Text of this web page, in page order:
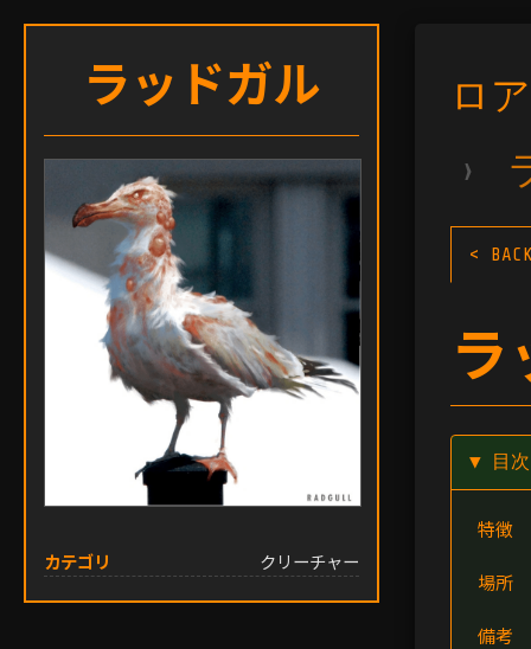
ラッドガル
カテゴリ クリーチャー
ロ
›
<
ラ
▼ 目
特徴
場所
備考